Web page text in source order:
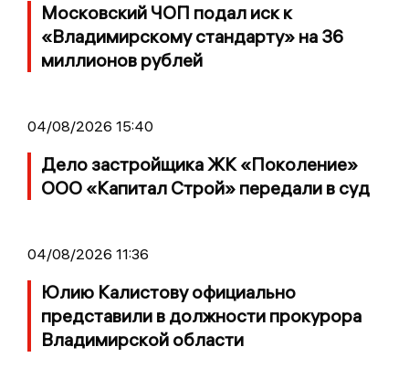
Московский ЧОП подал иск к
«Владимирскому стандарту» на 36
миллионов рублей
04/08/2026 15:40
Дело застройщика ЖК «Поколение»
ООО «Капитал Строй» передали в суд
04/08/2026 11:36
Юлию Калистову официально
представили в должности прокурора
Владимирской области